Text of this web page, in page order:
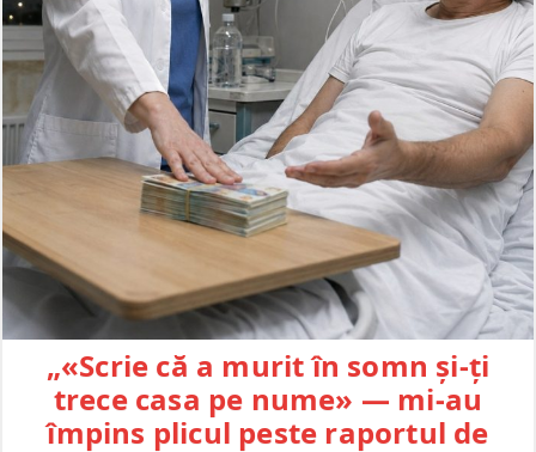
„«Scrie că a murit în somn și-ți
trece casa pe nume» — mi-au
împins plicul peste raportul de